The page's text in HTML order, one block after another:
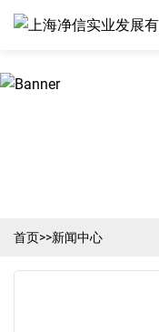
首页>>新闻中心